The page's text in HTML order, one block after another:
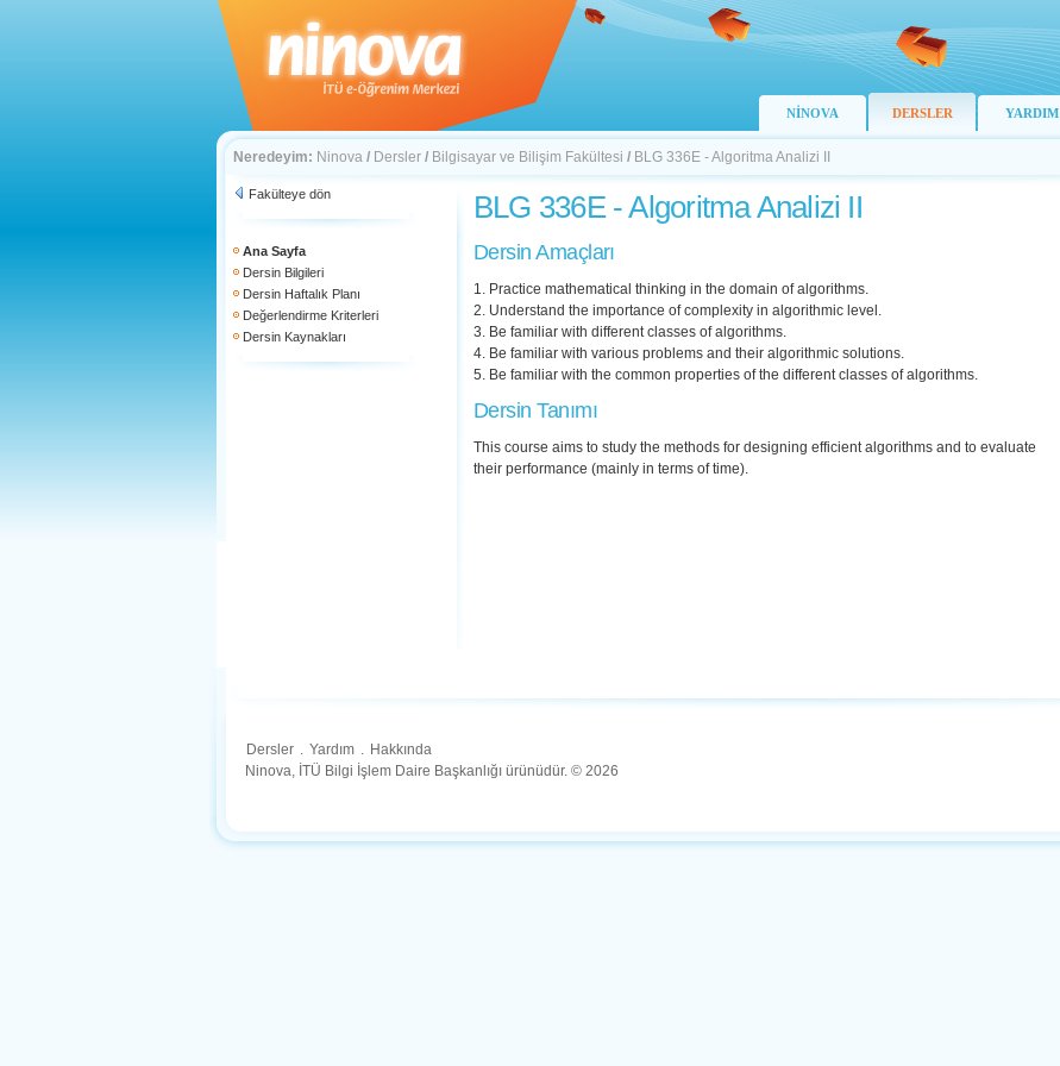
NİNOVA DERSLER YARDIM
Neredeyim: Ninova / Dersler / Bilgisayar ve Bilişim Fakültesi / BLG 336E - Algoritma Analizi II
Fakülteye dön
Ana Sayfa
Dersin Bilgileri
Dersin Haftalık Planı
Değerlendirme Kriterleri
Dersin Kaynakları
BLG 336E - Algoritma Analizi II
Dersin Amaçları
1. Practice mathematical thinking in the domain of algorithms.
2. Understand the importance of complexity in algorithmic level.
3. Be familiar with different classes of algorithms.
4. Be familiar with various problems and their algorithmic solutions.
5. Be familiar with the common properties of the different classes of algorithms.
Dersin Tanımı
This course aims to study the methods for designing efficient algorithms and to evaluate
their performance (mainly in terms of time).
Dersler . Yardım . Hakkında
Ninova, İTÜ Bilgi İşlem Daire Başkanlığı ürünüdür. © 2026